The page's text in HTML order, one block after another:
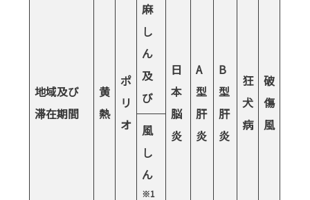
地域及び
滞在期間
黄
熱
ポ
リ
オ
麻
し
ん
及
び
日
本
脳
炎
A
型
肝
炎
B
型
肝
炎
狂
犬
病
破
傷
風
風
し
ん
※1